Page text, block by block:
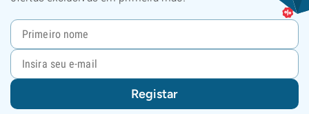
Registar